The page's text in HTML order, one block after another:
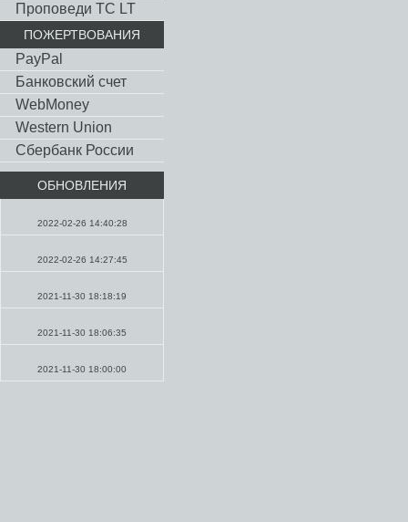
Проповеди TC LT
ПОЖЕРТВОВАНИЯ
PayPal
Банковский счет
WebMoney
Western Union
Сбербанк России
ОБНОВЛЕНИЯ
2022-02-26 14:40:28
2022-02-26 14:27:45
2021-11-30 18:18:19
2021-11-30 18:06:35
2021-11-30 18:00:00